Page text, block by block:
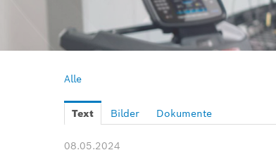
Alle
Text Bilder Dokumente
08.05.2024